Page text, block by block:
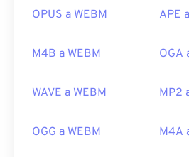
Enlaces útiles:
https://tools.google.com/
OPUS a WEBM APE
M4B a WEBM OGA
WAVE a WEBM MP2
OGG a WEBM M4A